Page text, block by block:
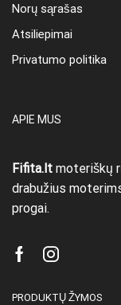
Norų sąrašas
Atsiliepimai
Privatumo politika
APIE MUS
Fifita.lt moteriškų
drabužius
progai.
FacebookInstagram
PRODUKTŲ ŽYMOS